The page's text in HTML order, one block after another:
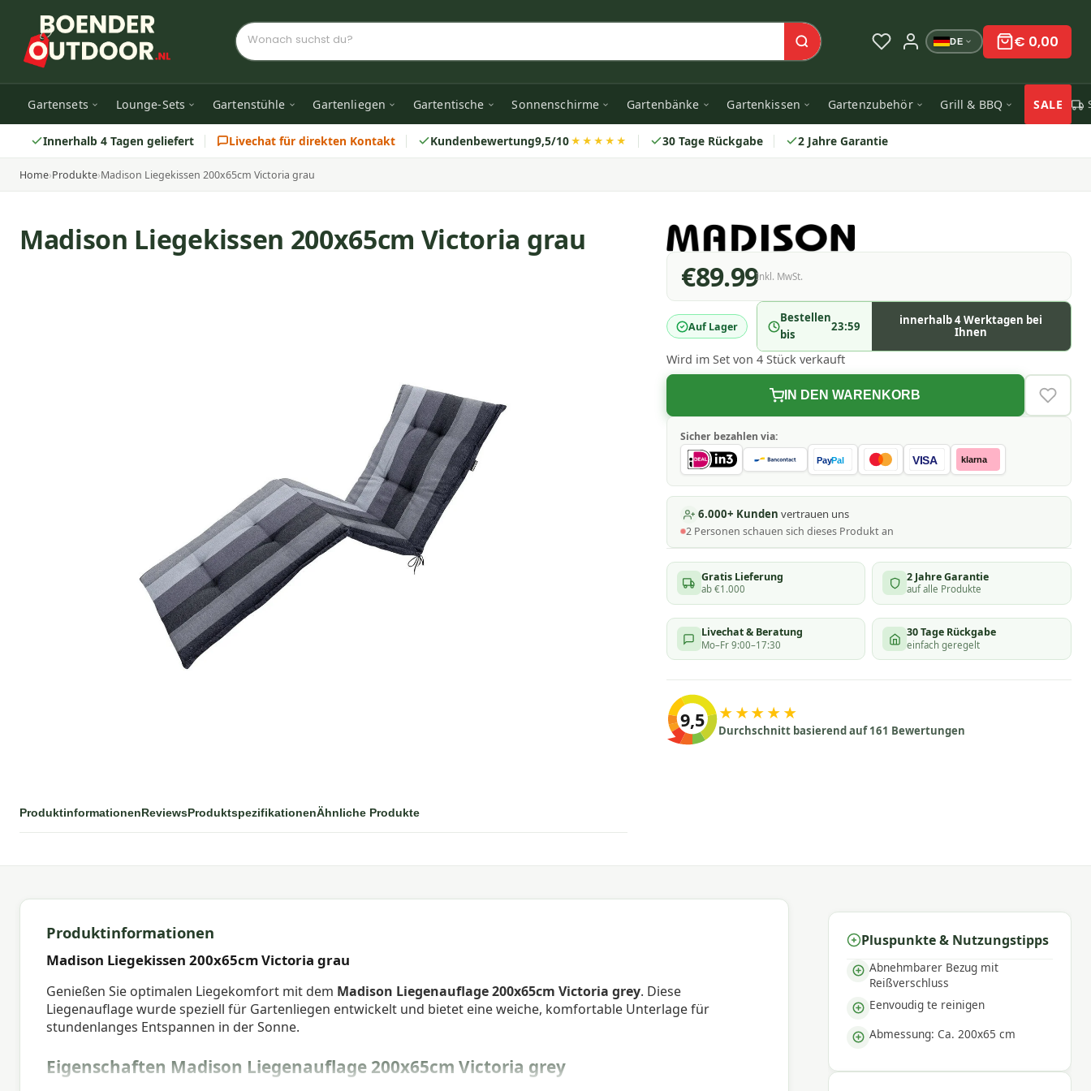
DE € 0,00
Gartensets Lounge-Sets Gartenstühle Gartenliegen Gartentische Sonnenschirme Gartenbänke Gartenkissen Gartenzubehör Grill & BBQ SALE
Innerhalb 4 Tagen geliefert Livechat für direkten Kontakt Kundenbewertung9,5/10★★★★★ 30 Tage Rückgabe 2 Jahre Garantie
Home›Produkte›Madison Liegekissen 200x65cm Victoria grau
Madison Liegekissen 200x65cm Victoria grau
ProduktinformationenReviewsProduktspezifikationenÄhnliche Produkte
€89.99Inkl. MwSt.
Auf Lager
Bestellen
bis
23:59
innerhalb 4 Werktagen bei
Ihnen
Wird im Set von 4 Stück verkauft
IN DEN WARENKORB
Sicher bezahlen via:
PayPal VISA klarna
6.000+ Kunden vertrauen uns
2 Personen schauen sich dieses Produkt an
Gratis Lieferung
ab €1.000
2 Jahre Garantie
auf alle Produkte
Livechat & Beratung
Mo–Fr 9:00–17:30
30 Tage Rückgabe
einfach geregelt
9,5 ★★★★★
Durchschnitt basierend auf 161 Bewertungen
Produktinformationen
Madison Liegekissen 200x65cm Victoria grau
Genießen Sie optimalen Liegekomfort mit dem Madison Liegenauflage 200x65cm Victoria grey. Diese
Liegenauflage wurde speziell für Gartenliegen entwickelt und bietet eine weiche, komfortable Unterlage für
stundenlanges Entspannen in der Sonne.
Eigenschaften Madison Liegenauflage 200x65cm Victoria grey
Pluspunkte & Nutzungstipps
Abnehmbarer Bezug mit
Reißverschluss
Eenvoudig te reinigen
Abmessung: Ca. 200x65 cm